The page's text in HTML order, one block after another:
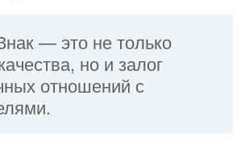
— это не только
но и залог
отношений с